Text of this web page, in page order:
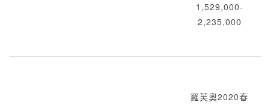
1,529,000-
2,235,000
羅芙奧2020春